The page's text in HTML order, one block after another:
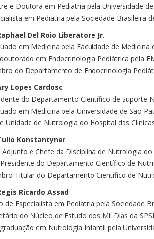
e Doutora em Pediatria pela Universidade de
em Pediatria pela Sociedade Brasileira
Del Roio Liberatore Jr.
em Medicina pela Faculdade de Medicina
em Endocrinologia Pediátrica pela
do Departamento de Endocrinologia
Lopes Cardoso
do Departamento Científico de Suporte
em Medicina pela Universidade de São
Unidade de Nutrologia do Hospital das Clinicas
Konstantyner
Adjunto e Chefe da Disciplina de Nutrologia
do Departamento Científico de
Titular do Departamento Científico de
Ricardo Assad
de Especialista em Pediatria pela Sociedade
do Núcleo de Estudo dos Mil Dias da
em Nutrologia Infantil pela